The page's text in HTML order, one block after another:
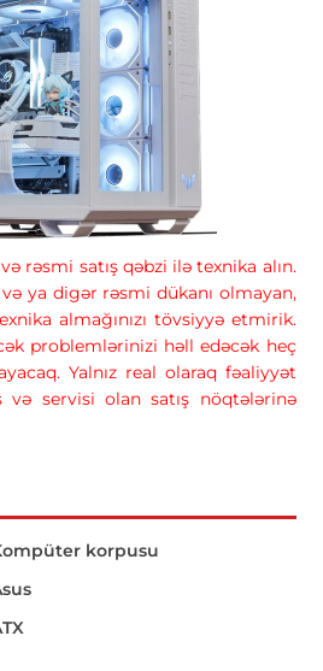
rəsmi satış qəbzi ilə texnika alın.
ya digər rəsmi dükanı olmayan,
almağınızı tövsiyyə etmirik.
problemlərinizi həll edəcək heç
Yalnız real olaraq fəaliyyət
və servisi olan satış nöqtələrinə
korpusu